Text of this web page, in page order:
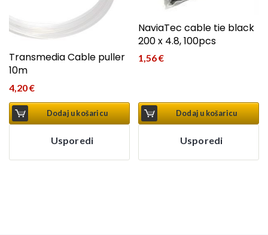
Transmedia Cable puller
10m
4,20€
Dodaj u košaricu
Usporedi
NaviaTec cable tie black
200 x 4.8, 100pcs
1,56€
Dodaj u košaricu
Usporedi